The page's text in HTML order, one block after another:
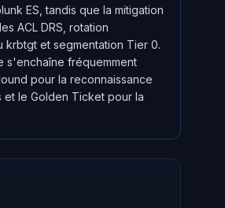
ES, tandis que la mitigation
ACL DRS, rotation
krbtgt et segmentation Tier 0.
s'enchaîne fréquemment
pour la reconnaissance
le Golden Ticket pour la